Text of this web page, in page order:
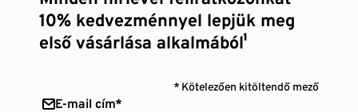
10% kedvezménnyel lepjük meg
első vásárlása alkalmából¹
* Kötelezően kitöltendő mező
E-mail cím*